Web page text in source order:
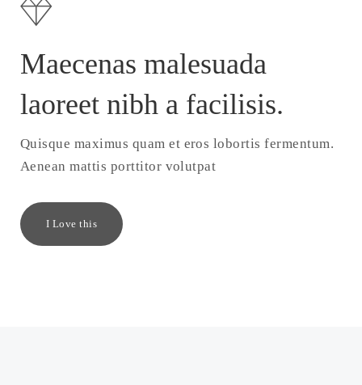
Maecenas malesuada
laoreet nibh a facilisis.
Quisque maximus quam et eros lobortis fermentum.
Aenean mattis porttitor volutpat
I Love this